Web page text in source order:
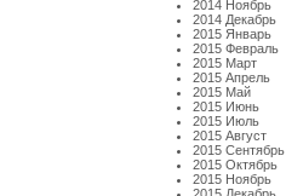
2014 Ноябрь
2014 Декабрь
2015 Январь
2015 Февраль
2015 Март
2015 Апрель
2015 Май
2015 Июнь
2015 Июль
2015 Август
2015 Сентябрь
2015 Октябрь
2015 Ноябрь